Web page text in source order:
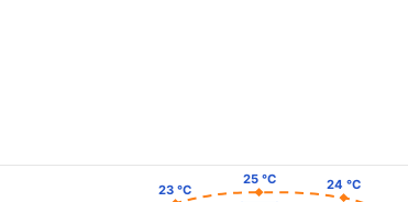
23 °C
23 °C
25 °C
25 °C 24 °C
24 °C